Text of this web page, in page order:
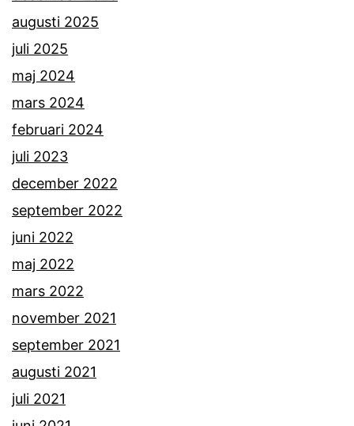
augusti 2025
juli 2025
maj 2024
mars 2024
februari 2024
juli 2023
december 2022
september 2022
juni 2022
maj 2022
mars 2022
november 2021
september 2021
augusti 2021
juli 2021